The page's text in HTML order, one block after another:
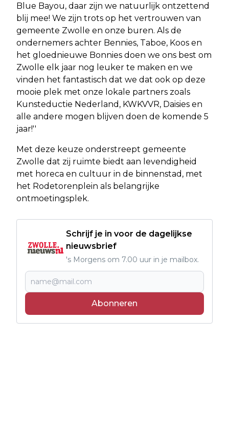
Blue Bayou, daar zijn we natuurlijk ontzettend
blij mee! We zijn trots op het vertrouwen van
gemeente Zwolle en onze buren. Als de
ondernemers achter Bennies, Taboe, Koos en
het gloednieuwe Bonnies doen we ons best om
Zwolle elk jaar nog leuker te maken en we
vinden het fantastisch dat we dat ook op deze
mooie plek met onze lokale partners zoals
Kunsteductie Nederland, KWKVVR, Daisies en
alle andere mogen blijven doen de komende 5
jaar!''
Met deze keuze onderstreept gemeente
Zwolle dat zij ruimte biedt aan levendigheid
met horeca en cultuur in de binnenstad, met
het Rodetorenplein als belangrijke
ontmoetingsplek.
Schrijf je in voor de dagelijkse
nieuwsbrief
's Morgens om 7.00 uur in je mailbox.
Abonneren